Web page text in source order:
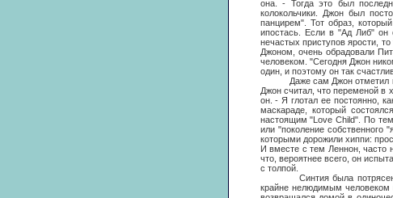
она. - Тогда это был
колокольчики. Джон был
панцирем". Тот образ,
ипостась. Если в "Ад Либ" он
нечастых приступов ярости,
Джоном, очень обрадовали
человеком. "Сегодня Джон
один, и поэтому он так
Даже сам Джон отметил
Джон считал, что переменой в
он. - Я глотал ее постоянно,
маскараде, который
настоящим "Love Child". По
или "поколение
которыми дорожили хиппи:
И вместе с тем Леннон, часто
что, вероятнее всего, он
с толпой.
Синтия была потрясена
крайне нелюдимым человеком